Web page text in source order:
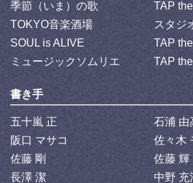
季節（いま）の歌
TAP
TOKYO音楽酒場
スタジ
SOUL is ALIVE
TAP
ミュージックソムリエ
TAP
書き手
五十嵐 正
石浦 由
阪口 マサコ
佐々木
佐藤 剛
佐藤 輝
長澤 潔
中野 充